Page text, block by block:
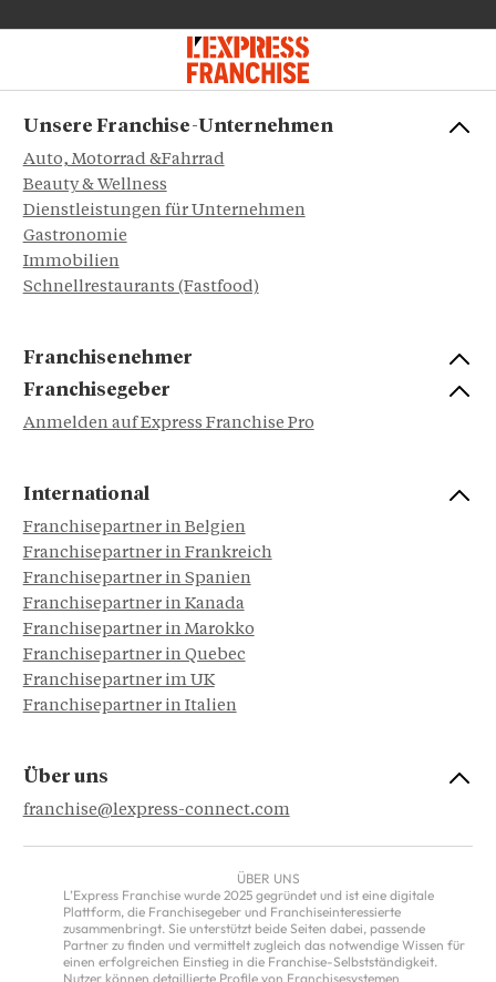
Unsere Franchise-Unternehmen
Auto, Motorrad &Fahrrad
Beauty & Wellness
Dienstleistungen für Unternehmen
Gastronomie
Immobilien
Schnellrestaurants (Fastfood)
Franchisenehmer
Franchisegeber
Anmelden auf Express Franchise Pro
International
Franchisepartner in Belgien
Franchisepartner in Frankreich
Franchisepartner in Spanien
Franchisepartner in Kanada
Franchisepartner in Marokko
Franchisepartner in Quebec
Franchisepartner im UK
Franchisepartner in Italien
Über uns
franchise@lexpress-connect.com
ÜBER UNS
L’Express Franchise wurde 2025 gegründet und ist eine digitale
Plattform, die Franchisegeber und Franchiseinteressierte
zusammenbringt. Sie unterstützt beide Seiten dabei, passende
Partner zu finden und vermittelt zugleich das notwendige Wissen für
einen erfolgreichen Einstieg in die Franchise-Selbstständigkeit.
Nutzer können detaillierte Profile von Franchisesystemen